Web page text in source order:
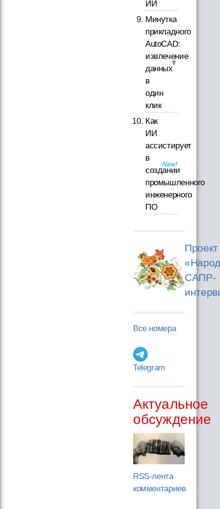
ИИ
Минутка
прикладного
AutoCAD:
извлечение
данных
в
один
клик
Как
ИИ
ассистирует
в
создании
промышленного
инженерного
ПО
Проект
САПР-
Все номера
Telegram
Актуальное
обсуждение
RSS-лента
комментариев